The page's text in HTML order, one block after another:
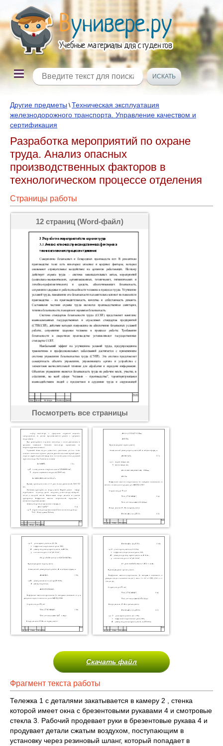
Другие предметы \Техническая эксплуатация
железнодорожного транспорта. Управление качеством и
сертификация
Разработка мероприятий по охране
труда. Анализ опасных
производственных факторов в
технологическом процессе отделения
Страницы работы
12 страниц (Word-файл)
Посмотреть все страницы
Скачать файл
Фрагмент текста работы
Тележка 1 с деталями закатывается в камеру 2 , стенка
которой имеет окна с брезентовыми рукавами 4 и смотровые
стекла 3. Рабочий продевает руки в брезентовые рукава 4 и
продувает детали сжатым воздухом, поступающим в
установку через резиновый шланг, который попадает в